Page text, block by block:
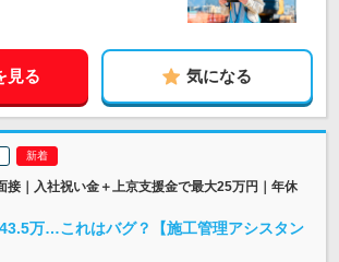
見る 気になる
接｜入社祝い金＋上京支援金で最大25万円｜年休
万…これはバグ？【施工管理アシスタン